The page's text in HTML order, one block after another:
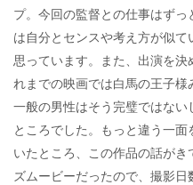
プ。今回の監督との仕事はず
は自分とセンスや考え方が似
思っています。また、出演を
れまでの映画では白馬の王子
一般の男性はそう完璧ではな
ところでした。もっと違う一
いたところ、この作品の話が
ズムービーだったので、撮影